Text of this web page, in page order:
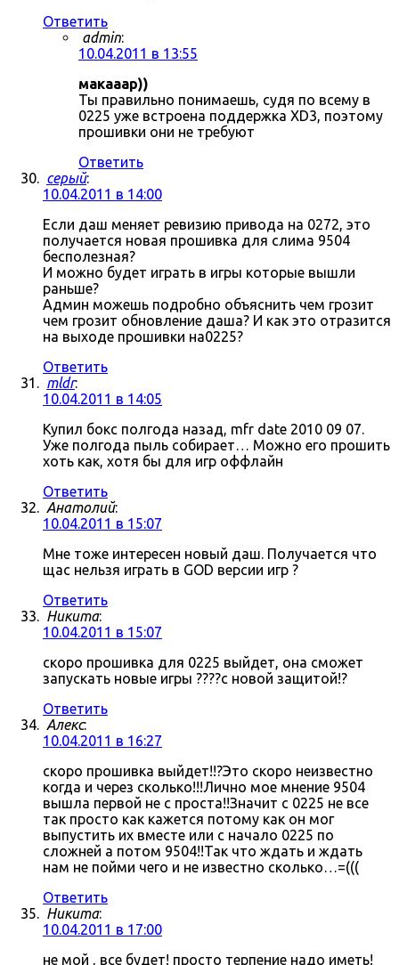
Ответить
admin:
10.04.2011 в 13:55
макааар))
Ты правильно понимаешь, судя по всему в
0225 уже встроена поддержка XD3, поэтому
прошивки они не требуют
Ответить
серый:
10.04.2011 в 14:00
Если даш меняет ревизию привода на 0272, это
получается новая прошивка для слима 9504
бесполезная?
И можно будет играть в игры которые вышли
раньше?
Админ можешь подробно объяснить чем грозит
чем грозит обновление даша? И как это отразится
на выходе прошивки на0225?
Ответить
mldr:
10.04.2011 в 14:05
Купил бокс полгода назад, mfr date 2010 09 07.
Уже полгода пыль собирает… Можно его прошить
хоть как, хотя бы для игр оффлайн
Ответить
Анатолий:
10.04.2011 в 15:07
Мне тоже интересен новый даш. Получается что
щас нельзя играть в GOD версии игр ?
Ответить
Никита:
10.04.2011 в 15:07
скоро прошивка для 0225 выйдет, она сможет
запускать новые игры ????с новой защитой!?
Ответить
Алекс:
10.04.2011 в 16:27
скоро прошивка выйдет!!?Это скоро неизвестно
когда и через сколько!!!Лично мое мнение 9504
вышла первой не с проста!!Значит с 0225 не все
так просто как кажется потому как он мог
выпустить их вместе или с начало 0225 по
сложней а потом 9504!!Так что ждать и ждать
нам не пойми чего и не известно сколько…=(((
Ответить
Никита:
10.04.2011 в 17:00
не мой , все будет! просто терпение надо иметь!